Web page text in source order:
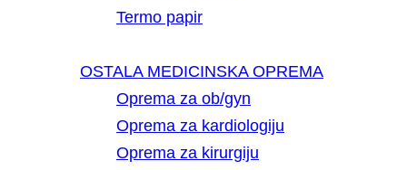
Termo papir
OSTALA MEDICINSKA OPREMA
Oprema za ob/gyn
Oprema za kardiologiju
Oprema za kirurgiju